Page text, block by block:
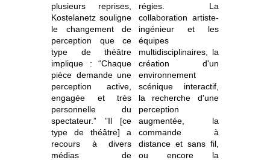
plusieurs reprises,
Kostelanetz souligne
le changement de
perception que ce
type de théâtre
implique : “Chaque
pièce demande une
perception active,
engagée et très
personnelle du
spectateur.” ”Il [ce
type de théâtre] a
recours à divers
médias de
régies. La
collaboration artiste-
ingénieur et les
équipes
multidisciplinaires, la
création d'un
environnement
scénique interactif,
la recherche d'une
perception
augmentée, la
commande à
distance et sans fil,
ou encore la